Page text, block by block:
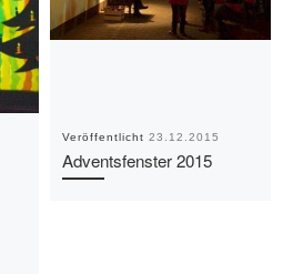
Veröffentlicht 23.12.2015
Adventsfenster 2015